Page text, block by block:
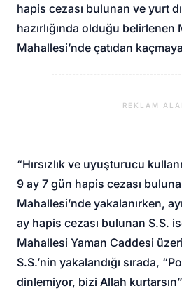
hapis cezası bulunan ve yurt
hazırlığında olduğu
Mahallesi’nde çatıdan
REKLAM
“Hırsızlık ve uyuşturucu
9 ay 7 gün hapis cezası
Mahallesi’nde yakalanırken,
ay hapis cezası bulunan S.S.
Mahallesi Yaman Caddesi
S.S.’nin yakalandığı sırada,
dinlemiyor, bizi Allah